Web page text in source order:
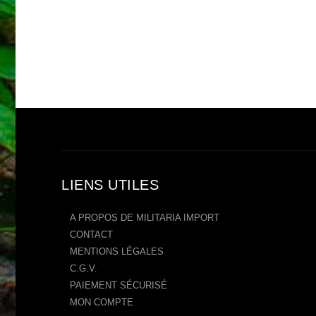
LIENS UTILES
A PROPOS DE MILITARIA IMPORT
CONTACT
MENTIONS LÉGALES
C.G.V.
PAIEMENT SÉCURISÉ
MON COMPTE